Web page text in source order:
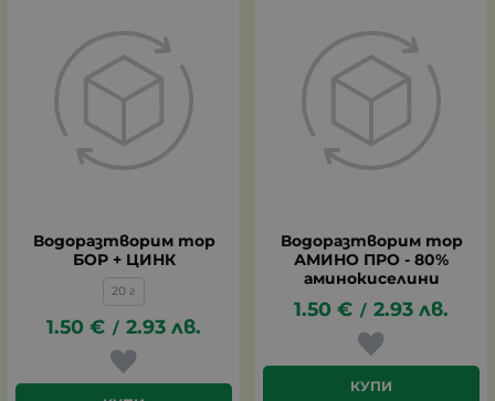
Водоразтворим тор
БОР + ЦИНК
20 г
1.50 € / 2.93 лв.
Водоразтворим тор
АМИНО ПРО - 80%
аминокиселини
1.50 € / 2.93 лв.
КУПИ